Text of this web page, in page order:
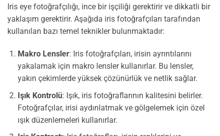
Iris eye fotoğrafçılığı, ince bir işçiliği gerektirir ve dikkatli bir
yaklaşım gerektirir. Aşağıda iris fotoğrafçıları tarafından
kullanılan bazı temel teknikler bulunmaktadır:
Makro Lensler: Iris fotoğrafçıları, irisin ayrıntılarını
yakalamak için makro lensler kullanırlar. Bu lensler,
yakın çekimlerde yüksek çözünürlük ve netlik sağlar.
Işık Kontrolü: Işık, iris fotoğraflarının kalitesini belirler.
Fotoğrafçılar, irisi aydınlatmak ve gölgelemek için özel
ışık düzenlemeleri kullanırlar.